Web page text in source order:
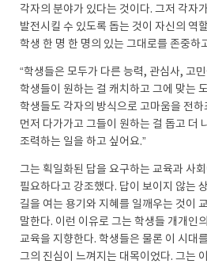
각자의 분야가 있다는 것이다. 그저 각자
발전시킬 수 있도록 돕는 것이 자신의 역
학생 한 명 한 명의 있는 그대로를 존중하
“학생들은 모두가 다른 능력, 관심사, 고
학생들이 원하는 걸 캐치하고 그에 맞는
학생들도 각자의 방식으로 고마움을 전하
먼저 다가가고 그들이 원하는 걸 돕고 더
조력하는 일을 하고 싶어요.”
그는 획일화된 답을 요구하는 교육과 사
필요하다고 강조했다. 답이 보이지 않는
길을 여는 용기와 지혜를 일깨우는 것이
말한다. 이런 이유로 그는 학생들 개개인
교육을 지향한다. 학생들은 물론 이 시대
그의 진심이 느껴지는 대목이었다. 그는